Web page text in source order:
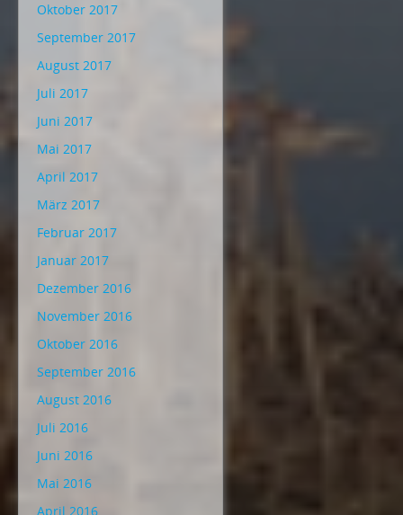
Oktober 2017
September 2017
August 2017
Juli 2017
Juni 2017
Mai 2017
April 2017
März 2017
Februar 2017
Januar 2017
Dezember 2016
November 2016
Oktober 2016
September 2016
August 2016
Juli 2016
Juni 2016
Mai 2016
April 2016